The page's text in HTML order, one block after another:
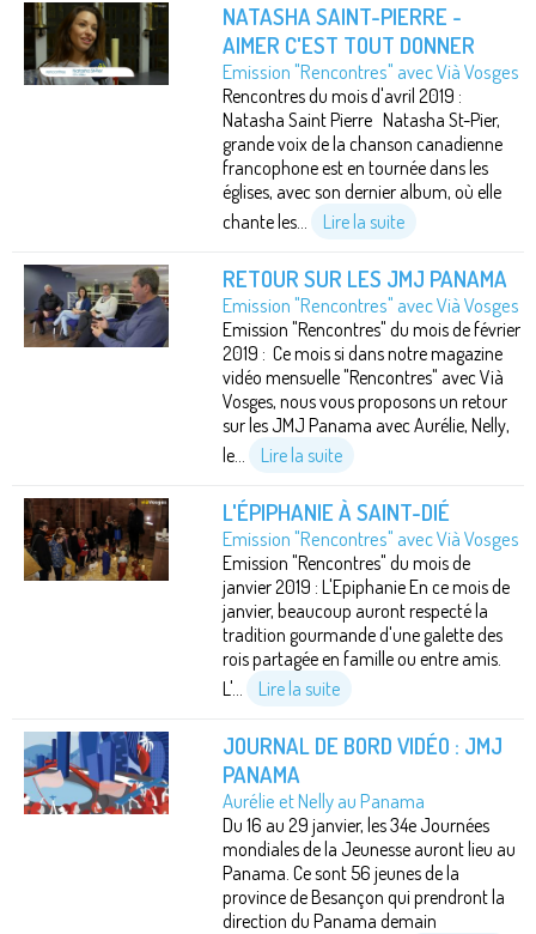
NATASHA SAINT-PIERRE -
AIMER C'EST TOUT DONNER
Emission "Rencontres" avec Vià Vosges
Rencontres du mois d'avril 2019 :
Natasha Saint Pierre Natasha St-Pier,
grande voix de la chanson canadienne
francophone est en tournée dans les
églises, avec son dernier album, où elle
chante les...
Lire la suite
RETOUR SUR LES JMJ PANAMA
Emission "Rencontres" avec Vià Vosges
Emission "Rencontres" du mois de février
2019 : Ce mois si dans notre magazine
vidéo mensuelle "Rencontres" avec Vià
Vosges, nous vous proposons un retour
sur les JMJ Panama avec Aurélie, Nelly,
le...
Lire la suite
L'ÉPIPHANIE À SAINT-DIÉ
Emission "Rencontres" avec Vià Vosges
Emission "Rencontres" du mois de
janvier 2019 : L'Epiphanie En ce mois de
janvier, beaucoup auront respecté la
tradition gourmande d'une galette des
rois partagée en famille ou entre amis.
L'...
Lire la suite
JOURNAL DE BORD VIDÉO : JMJ
PANAMA
Aurélie et Nelly au Panama
Du 16 au 29 janvier, les 34e Journées
mondiales de la Jeunesse auront lieu au
Panama. Ce sont 56 jeunes de la
province de Besançon qui prendront la
direction du Panama demain